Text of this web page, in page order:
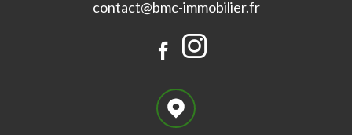
contact@bmc-immobilier.fr